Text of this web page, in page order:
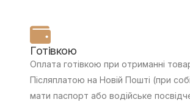
Готівкою
Оплата готівкою при отриманні
Післяплатою на Новій Пошті (при
мати паспорт або водійське